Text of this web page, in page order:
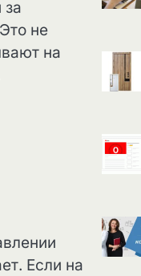
за
не
на
Если на